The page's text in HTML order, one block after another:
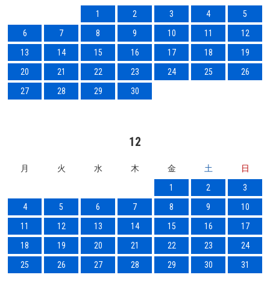
1
2 3 4
5
6
7 8 9 10 11
12
13
14 15 16 17 18
19
20
21 22 23 24 25
26
27
28 29 30
12
月 火 水 木 金 土
日
1
2
3
4
5 6 7 8 9
10
11
12 13 14 15 16
17
18
19 20 21 22 23
24
25
26 27 28 29 30 31